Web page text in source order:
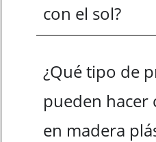
con el sol?
¿Qué tipo de
pueden hacer
en madera